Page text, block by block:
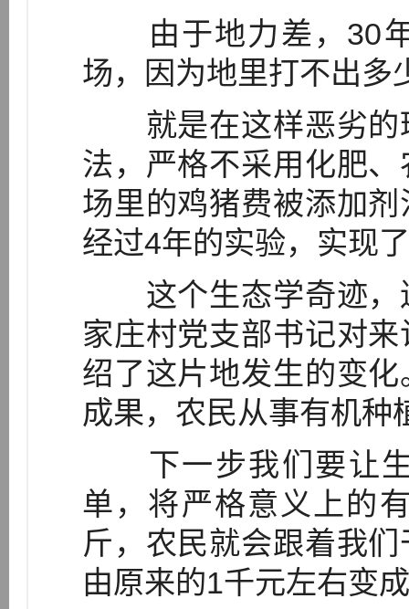
由于地力差，30年
场，因为地里打不出多
就是在这样恶劣的
法，严格不采用化肥
场里的鸡猪费被添加
经过4年的实验，实现
这个生态学奇迹，
家庄村党支部书记对
绍了这片地发生的变
成果，农民从事有机种
下一步我们要让生
单，将严格意义上的
斤，农民就会跟着我
由原来的1千元左右变